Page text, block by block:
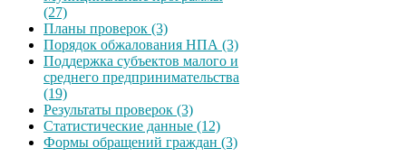
(27)
Планы проверок (3)
Порядок обжалования НПА (3)
Поддержка субъектов малого и
среднего предпринимательства
(19)
Результаты проверок (3)
Статистические данные (12)
Формы обращений граждан (3)